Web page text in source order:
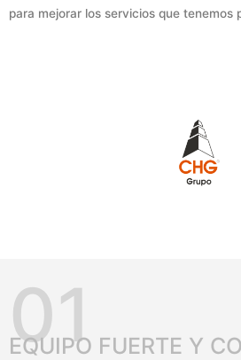
para mejorar los servicios que tenemos
01
EQUIPO FUERTE Y